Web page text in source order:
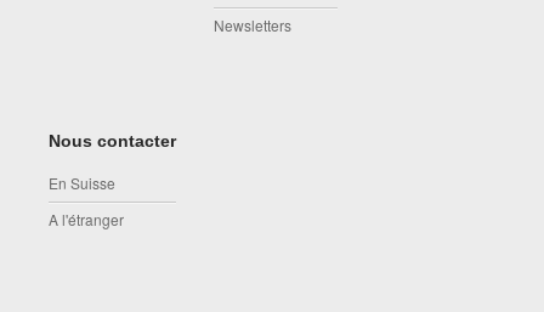
Newsletters
Nous contacter
En Suisse
A l'étranger